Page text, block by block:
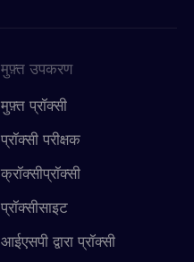
मुफ़्त उपकरण
मुफ़्त प्रॉक्सी
प्रॉक्सी परीक्षक
क्रॉक्सीप्रॉक्सी
प्रॉक्सीसाइट
आईएसपी द्वारा प्रॉक्सी